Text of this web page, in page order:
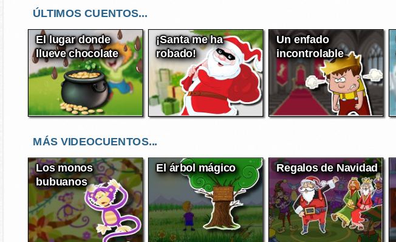
ÚLTIMOS CUENTOS...
El lugar donde
llueve chocolate
¡Santa me ha
robado!
Un enfado
incontrolable
MÁS VIDEOCUENTOS...
Los monos
bubuanos
El árbol mágico Regalos de Navidad